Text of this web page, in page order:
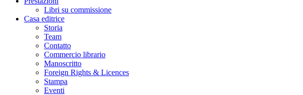
Libri su commissione
Casa editrice
Storia
Team
Contatto
Commercio librario
Manoscritto
Foreign Rights & Licences
Stampa
Eventi